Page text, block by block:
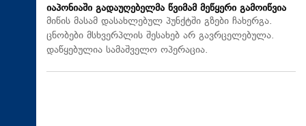
იაპონიაში გადაუღებელმა წვიმამ მეწყერი გამოიწვია
მიწის მასამ დასახლებულ პუნქტში გზები ჩახერგა.
ცნობები მსხვერპლის შესახებ არ გავრცელებულა.
დაწყებულია სამაშველო ოპერაცია.